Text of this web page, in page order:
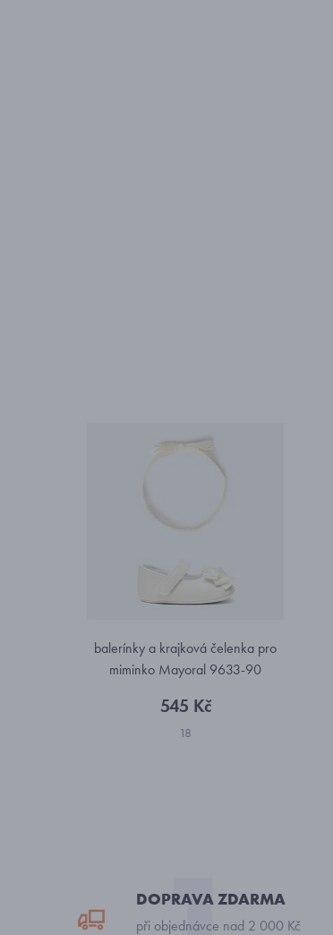
balerínky a krajková čelenka pro
miminko Mayoral 9633-90
545 Kč
18
DOPRAVA ZDARMA
při objednávce nad 2 000 Kč